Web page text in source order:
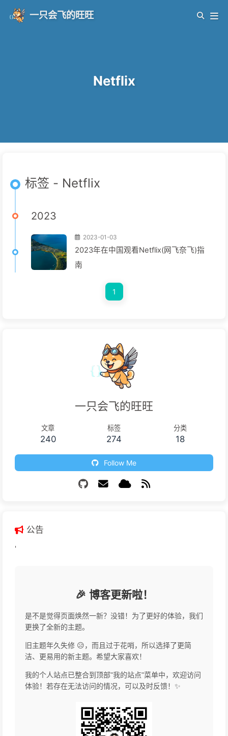
一只会飞的旺旺
Netflix
标签 - Netflix
2023
2023-01-03
2023年在中国观看Netflix(网飞奈飞)指
南
1
一只会飞的旺旺
文章
240
标签
274
分类
18
Follow Me
公告
'
🎉 博客更新啦！
是不是觉得页面焕然一新？没错！为了更好的体验，我们
更换了全新的主题。
旧主题年久失修 😥，而且过于花哨，所以选择了更简
洁、更易用的新主题。希望大家喜欢！
我的个人站点已整合到顶部"我的站点"菜单中，欢迎访问
体验！若存在无法访问的情况，可以及时反馈！✨